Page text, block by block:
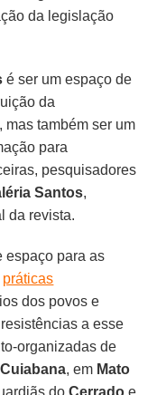
da legislação
é ser um espaço de
da
, mas também ser um
para
pesquisadores
Santos,
da revista.
espaço para as
práticas
dos povos e
a esse
organizadas de
Cuiabana, em Mato
doCerrado e